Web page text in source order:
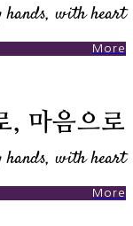
with heart
More
, 마음으로
with heart
More